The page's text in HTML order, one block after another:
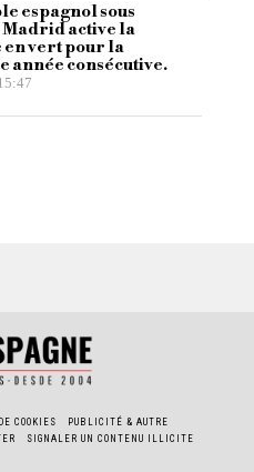
espagnol sous
Madrid active la
en vert pour la
année consécutive.
COOKIES
PUBLICITÉ & AUTRE
SIGNALER UN CONTENU ILLICITE